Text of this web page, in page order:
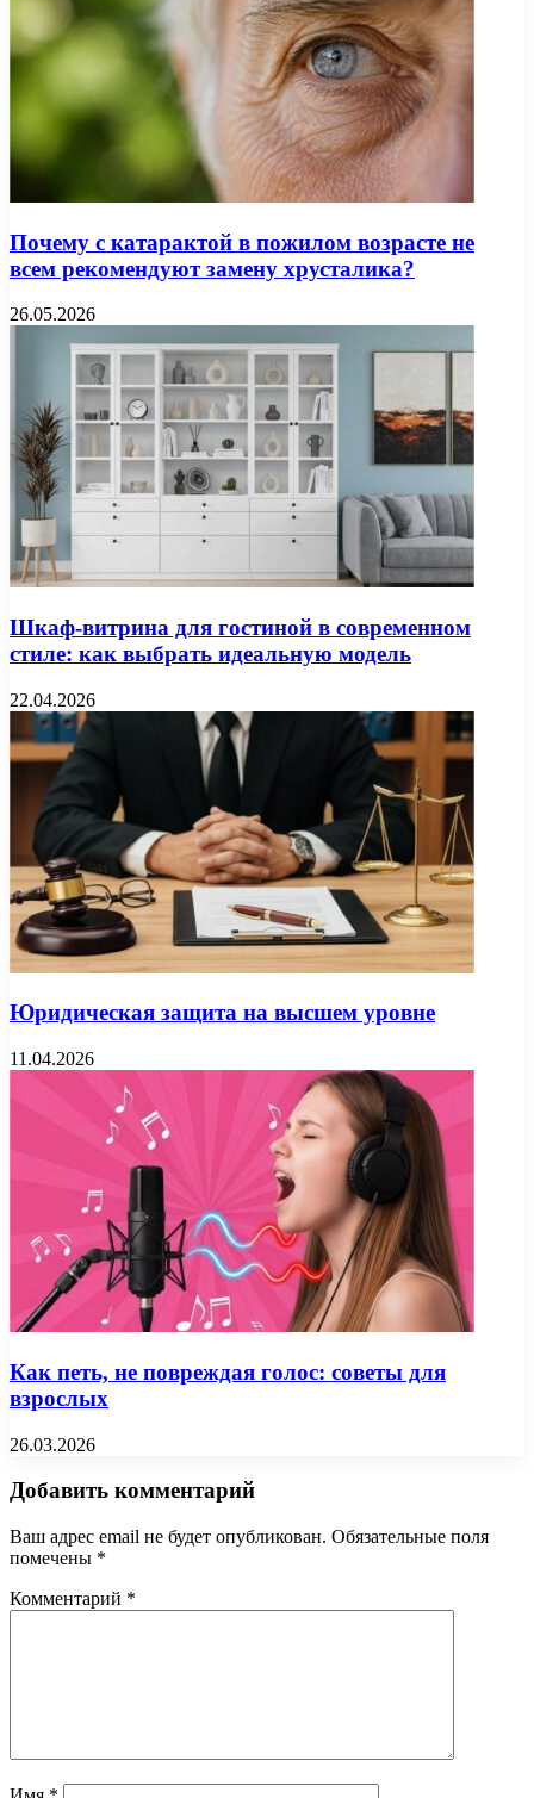
Почему с катарактой в пожилом возрасте не
всем рекомендуют замену хрусталика?
26.05.2026
Шкаф-витрина для гостиной в современном
стиле: как выбрать идеальную модель
22.04.2026
Юридическая защита на высшем уровне
11.04.2026
Как петь, не повреждая голос: советы для
взрослых
26.03.2026
Добавить комментарий
Ваш адрес email не будет опубликован. Обязательные поля
помечены *
Комментарий *